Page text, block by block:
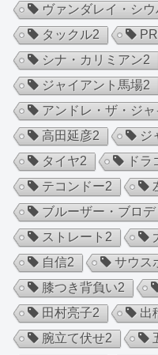
ヴァンダレイ・シウ
タックル2
シナ・カリミアン2
ジャイアント馬場2
アンドレ・ザ・ジャ
高田延彦2 ジ
タイヤ2 ドラ
テコンドー2
ブルーザー・ブロデ
ストレート 2
自信2 サウス
膝つき背負い2
田村亮子2 出
腕立て伏せ2